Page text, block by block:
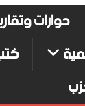
حوارات